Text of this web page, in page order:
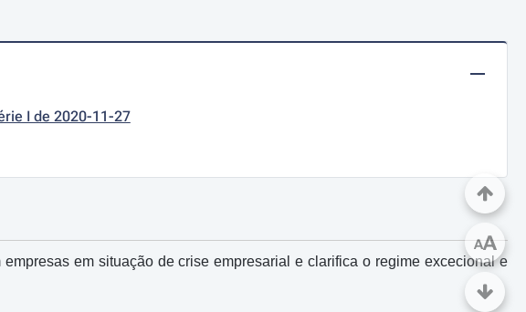
I de 2020-11-27
em situação de crise empresarial e clarifica o regime excecional e
AA